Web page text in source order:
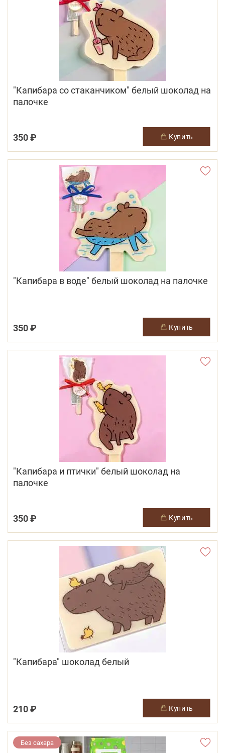
"Капибара со стаканчиком" белый шоколад на
палочке
350 ₽ купить
"Капибара в воде" белый шоколад на палочке
350 ₽ купить
"Капибара и птички" белый шоколад на
палочке
350 ₽ купить
"Капибара" шоколад белый
210 ₽ купить
Без сахара